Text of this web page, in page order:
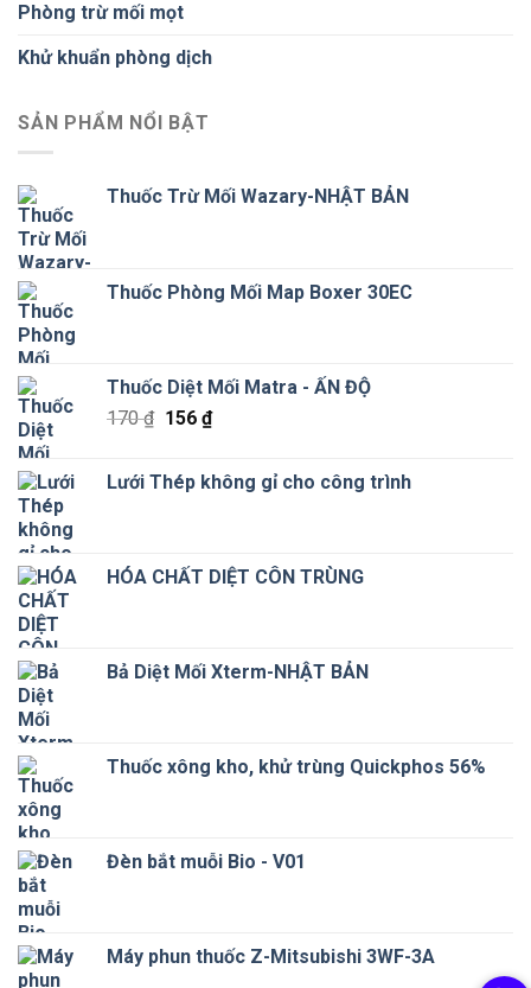
Phòng trừ mối mọt
Khử khuẩn phòng dịch
SẢN PHẨM NỔI BẬT
Thuốc Trừ Mối Wazary-NHẬT BẢN
Thuốc Phòng Mối Map Boxer 30EC
Thuốc Diệt Mối Matra - ẤN ĐỘ
170₫ Giá
170 ₫.
156 ₫Giá
là:
Lưới Thép không gỉ cho công trình
HÓA CHẤT DIỆT CÔN TRÙNG
Bả Diệt Mối Xterm-NHẬT BẢN
Thuốc xông kho, khử trùng Quickphos 56%
Đèn bắt muỗi Bio - V01
Máy phun thuốc Z-Mitsubishi 3WF-3A